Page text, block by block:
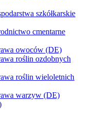
szkółkarskie
cmentarne
owoców (DE)
roślin ozdobnych
roślin wieloletnich
warzyw (DE)